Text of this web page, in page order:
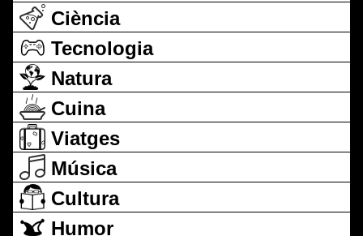
Ciència
Tecnologia
Natura
Cuina
Viatges
Música
Cultura
Humor